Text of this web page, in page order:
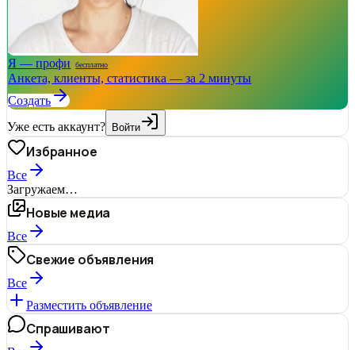
Я — профи бесплатно
Анкета, клиенты, статистика — за 2 минуты
Создать
Уже есть аккаунт? Войти
Избранное
Все
Загружаем…
Новые медиа
Все
Свежие объявления
Все
Разместить объявление
Спрашивают